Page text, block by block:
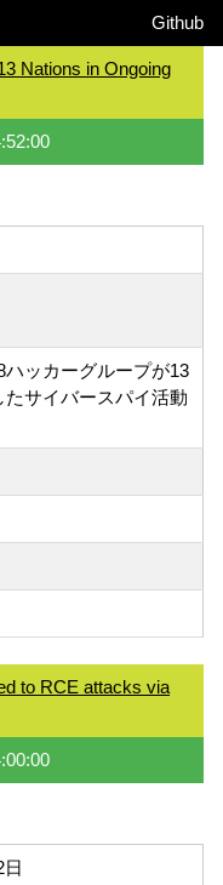
Github
Nations in Ongoing
ハッカーグループが13
サイバースパイ活動
to RCE attacks via
日